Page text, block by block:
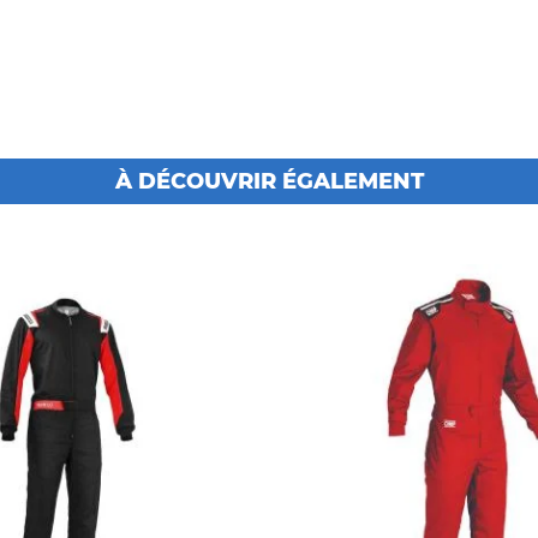
À DÉCOUVRIR ÉGALEMENT